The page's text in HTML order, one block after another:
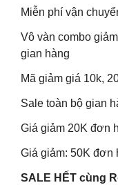
Miễn phí vận
Vô vàn combo
gian hàng
Mã giảm giá 10k,
Sale toàn bộ gian
Giá giảm 20K đơn
Giá giảm: 50K đơn
SALE HẾT cùng